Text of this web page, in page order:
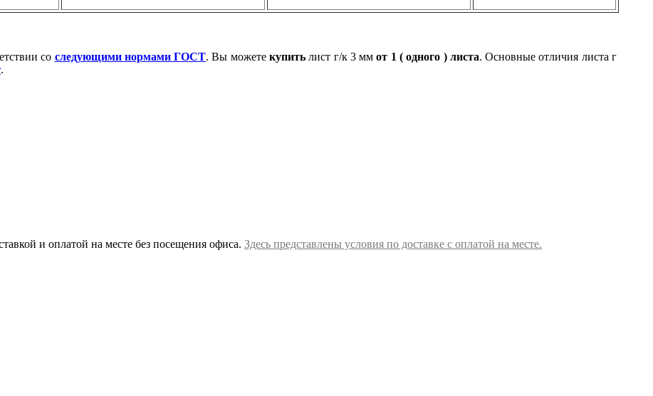
со следующими нормами ГОСТ. Вы можетекупить лист г/к 3 ммот 1 ( одного ) листа. Основные отличия листа г
.
и оплатой на месте без посещения офиса. Здесь представлены условия по доставке с оплатой на месте.